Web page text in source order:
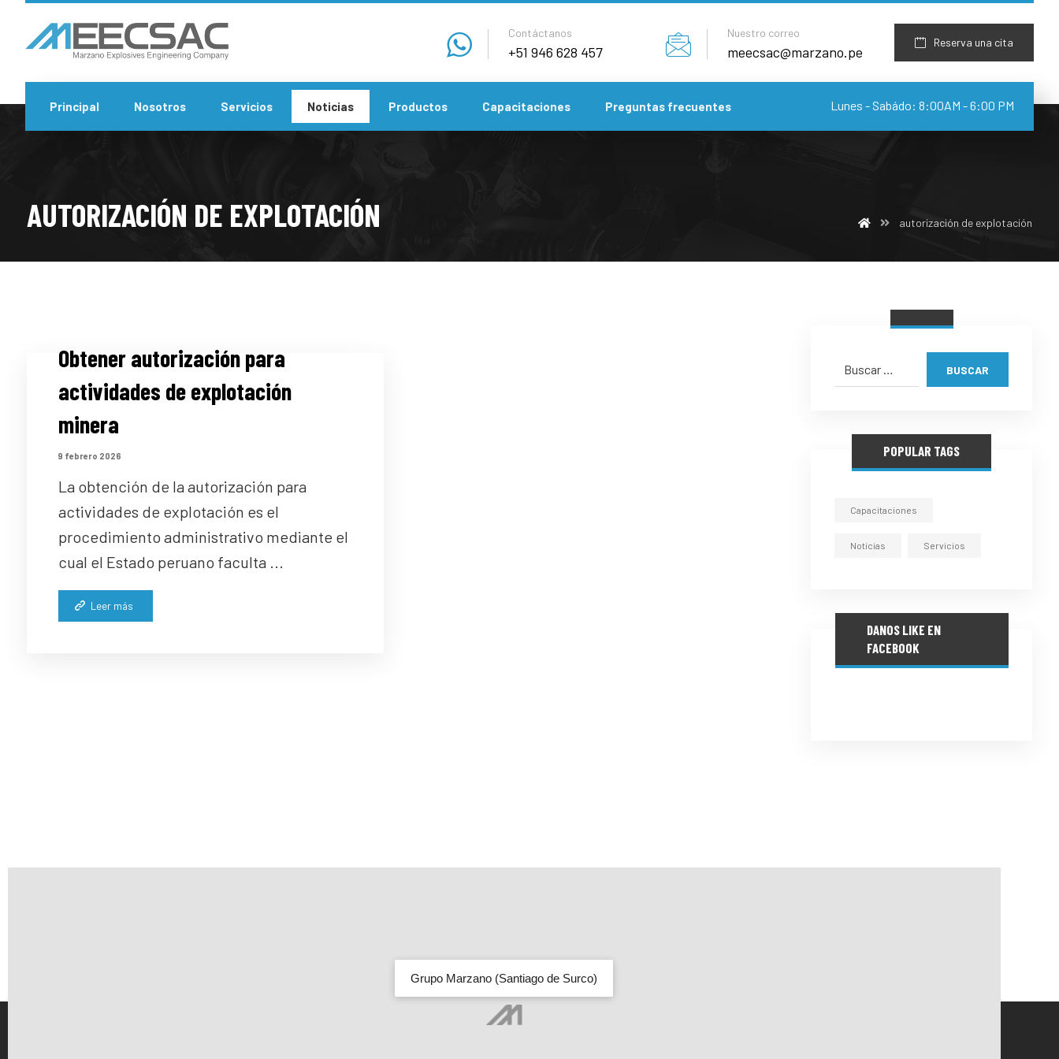
Reserva una cita
Nuestro correo
meecsac@marzano.pe
Contáctanos
+51 946 628 457
Principal Nosotros Servicios Noticias Productos Capacitaciones Preguntas frecuentes Lunes - Sabádo: 8:00AM - 6:00 PM
AUTORIZACIÓN DE EXPLOTACIÓN autorización de explotación
Obtener autorización para
actividades de explotación
minera
9 febrero 2026
La obtención de la autorización para
actividades de explotación es el
procedimiento administrativo mediante el
cual el Estado peruano faculta ...
Leer más
BUSCAR
POPULAR TAGS
Capacitaciones
Noticias Servicios
DANOS LIKE EN
FACEBOOK
Grupo Marzano (Santiago de Surco)